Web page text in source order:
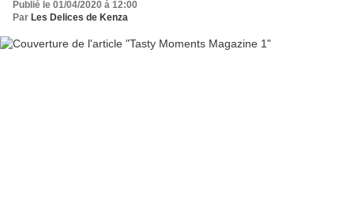
Publié le 01/04/2020 à 12:00
Par Les Delices de Kenza